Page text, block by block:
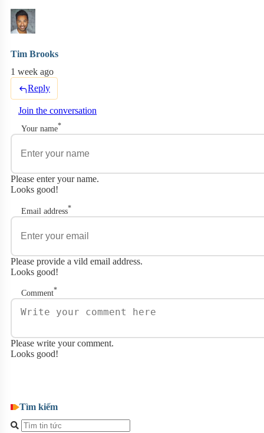
Tim Brooks
1 week ago
Reply
Join the conversation
Your name*
Please enter your name.
Looks good!
Email address*
Please provide a vild email address.
Looks good!
Comment*
Please write your comment.
Looks good!
Tìm kiếm